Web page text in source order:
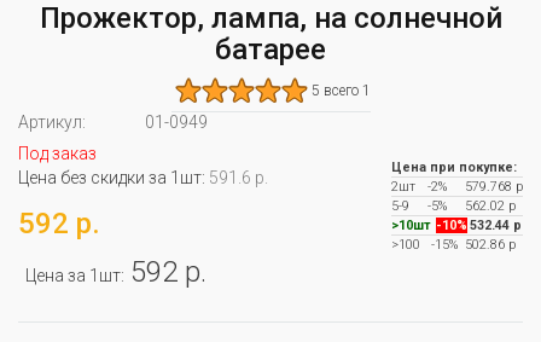
Прожектор, лампа, на солнечной
батарее
5 всего 1
Артикул:
01-0949
Под заказ
Цена без скидки за 1шт: 591.6 р.
592 р.
Цена за 1шт: 592 р.
Цена при покупке:
2шт
-2%
579.768 р
5-9
-5%
562.02 р
>10шт -10% 532.44 р
>100
-15% 502.86 р